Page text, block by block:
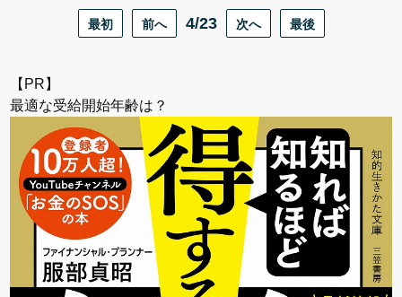
最初 前へ 4/23 次へ 最後
【PR】
最適な受給開始年齢は？